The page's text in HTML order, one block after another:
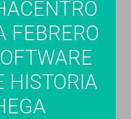
FEBRERO
HISTORIA